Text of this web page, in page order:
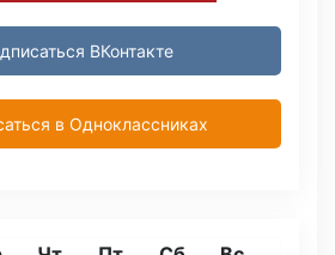
ВКонтакте
в Одноклассниках